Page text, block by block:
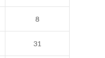
8
31